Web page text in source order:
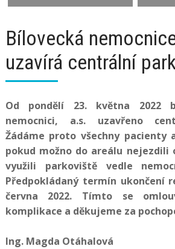
Bílovecká
uzavírá centrální
Od pondělí 23. května 2022
nemocnici, a.s. uzavřeno
Žádáme proto všechny pacienty
pokud možno do areálu nejezdili
využili parkoviště vedle
Předpokládaný termín ukončení
června 2022. Tímto se
komplikace a děkujeme za
Ing. Magda Otáhalová